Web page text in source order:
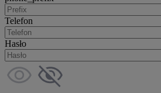
Telefon
Hasło